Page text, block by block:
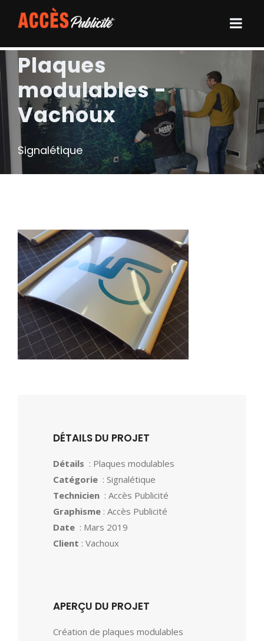
Plaques
modulables -
Vachoux
Signalétique
DÉTAILS DU PROJET
Détails : Plaques modulables
Catégorie : Signalétique
Technicien : Accès Publicité
Graphisme : Accès Publicité
Date : Mars 2019
Client : Vachoux
APERÇU DU PROJET
Création de plaques modulables